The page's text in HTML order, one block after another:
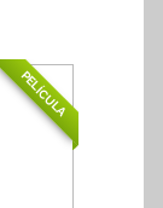
PELÍCULA